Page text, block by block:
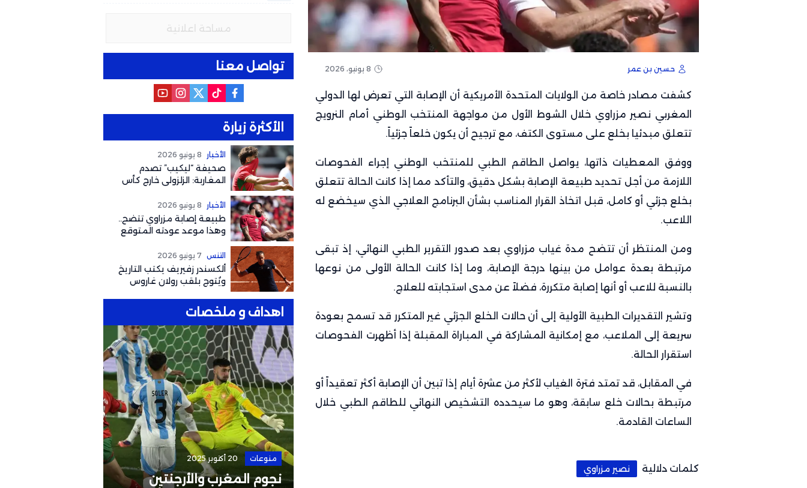
حسين بن عمر 8 يونيو، 2026
كشفت مصادر خاصة من الولايات المتحدة الأمريكية أن الإصابة التي تعرض لها الدولي
المغربي نصير مزراوي خلال الشوط الأول من مواجهة المنتخب الوطني أمام النرويج
تتعلق مبدئيا بخلع على مستوى الكتف، مع ترجيح أن يكون خلعاً جزئياً.
ووفق المعطيات ذاتها، يواصل الطاقم الطبي للمنتخب الوطني إجراء الفحوصات
اللازمة من أجل تحديد طبيعة الإصابة بشكل دقيق، والتأكد مما إذا كانت الحالة تتعلق
بخلع جزئي أو كامل، قبل اتخاذ القرار المناسب بشأن البرنامج العلاجي الذي سيخضع له
اللاعب.
ومن المنتظر أن تتضح مدة غياب مزراوي بعد صدور التقرير الطبي النهائي، إذ تبقى
مرتبطة بعدة عوامل من بينها درجة الإصابة، وما إذا كانت الحالة الأولى من نوعها
بالنسبة للاعب أو أنها إصابة متكررة، فضلاً عن مدى استجابته للعلاج.
وتشير التقديرات الطبية الأولية إلى أن حالات الخلع الجزئي غير المتكرر قد تسمح بعودة
سريعة إلى الملاعب، مع إمكانية المشاركة في المباراة المقبلة إذا أظهرت الفحوصات
استقرار الحالة.
في المقابل، قد تمتد فترة الغياب لأكثر من عشرة أيام إذا تبين أن الإصابة أكثر تعقيداً أو
مرتبطة بحالات خلع سابقة، وهو ما سيحدده التشخيص النهائي للطاقم الطبي خلال
الساعات القادمة.
كلمات دلالية نصير مزراوي
مساحة اعلانية
تواصل معنا
الأكثرة زيارة
الأخبار 8 يونيو 2026
صحيفة “ليكيب” تصدم
المغاربة: الزلزولي خارج كأس
لهذا التوقيت
الأخبار 8 يونيو 2026
طبيعة إصابة مزراوي تتضح..
وهذا موعد عودته المتوقع
التنس 7 يونيو 2026
ألكسندر زفيريف يكتب التاريخ
ويُتوج بلقب رولان غاروس
اهداف و ملخصات
منوعات 20 أكتوبر 2025
نجوم المغرب والأرجنتين